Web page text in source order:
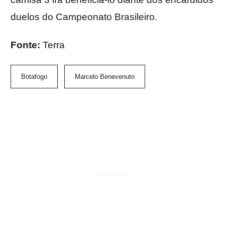
duelos do Campeonato Brasileiro.
Fonte: Terra
Botafogo Marcelo Benevenuto